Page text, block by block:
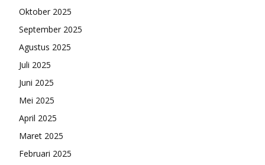
Oktober 2025
September 2025
Agustus 2025
Juli 2025
Juni 2025
Mei 2025
April 2025
Maret 2025
Februari 2025